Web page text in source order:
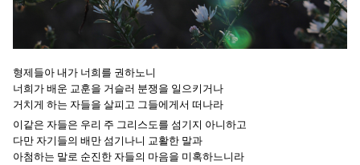
형제들아 내가 너희를 권하노니
너희가 배운 교훈을 거슬러 분쟁을 일으키거나
거치게 하는 자들을 살피고 그들에게서 떠나라
이같은 자들은 우리 주 그리스도를 섬기지 아니하고
다만 자기들의 배만 섬기나니 교활한 말과
아첨하는 말로 순진한 자들의 마음을 미혹하느니라